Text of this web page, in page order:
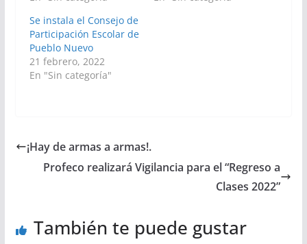
Se instala el Consejo de
Participación Escolar de
Pueblo Nuevo
21 febrero, 2022
En "Sin categoría"
¡Hay de armas a armas!.
Profeco realizará Vigilancia para el “Regreso a
Clases 2022”
También te puede gustar